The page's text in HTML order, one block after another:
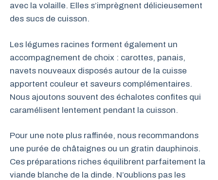
avec la volaille. Elles s’imprègnent délicieusement
des sucs de cuisson.
Les légumes racines forment également un
accompagnement de choix : carottes, panais,
navets nouveaux disposés autour de la cuisse
apportent couleur et saveurs complémentaires.
Nous ajoutons souvent des échalotes confites qui
caramélisent lentement pendant la cuisson.
Pour une note plus raffinée, nous recommandons
une purée de châtaignes ou un gratin dauphinois.
Ces préparations riches équilibrent parfaitement la
viande blanche de la dinde. N’oublions pas les